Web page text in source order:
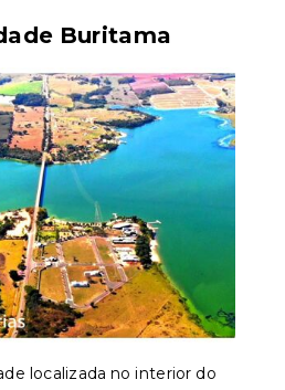
Buritama
localizada no interior do